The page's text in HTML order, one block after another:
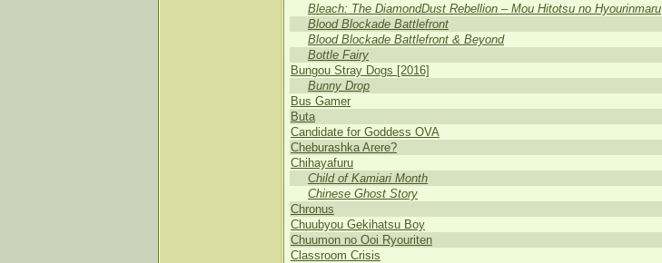
Bleach: The DiamondDust Rebellion – Mou Hitotsu no Hyourinmaru
Blood Blockade Battlefront
Blood Blockade Battlefront & Beyond
Bottle Fairy
Bungou Stray Dogs [2016]
Bunny Drop
Bus Gamer
Buta
Candidate for Goddess OVA
Cheburashka Arere?
Chihayafuru
Child of Kamiari Month
Chinese Ghost Story
Chronus
Chuubyou Gekihatsu Boy
Chuumon no Ooi Ryouriten
Classroom Crisis